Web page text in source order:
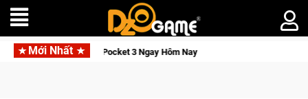
Mới Nhất
Pocket 3 Ngay Hôm Nay Lineage W – Quyền lực và tài